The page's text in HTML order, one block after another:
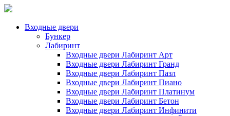
Входные двери
Бункер
Лабиринт
Входные двери Лабиринт Арт
Входные двери Лабиринт Гранд
Входные двери Лабиринт Пазл
Входные двери Лабиринт Пиано
Входные двери Лабиринт Платинум
Входные двери Лабиринт Бетон
Входные двери Лабиринт Инфинити